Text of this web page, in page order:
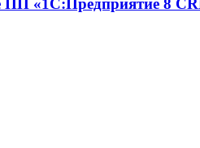
ПП «1С:Предприятие 8